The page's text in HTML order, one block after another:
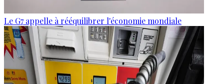
Le G7 appelle à rééquilibrer l'économie mondiale